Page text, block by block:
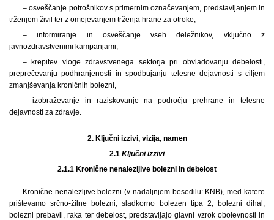
– osveščanje potrošnikov s primernim označevanjem, predstavljanjem in
trženjem živil ter z omejevanjem trženja hrane za otroke,
– informiranje in osveščanje vseh deležnikov, vključno z
javnozdravstvenimi kampanjami,
– krepitev vloge zdravstvenega sektorja pri obvladovanju debelosti,
preprečevanju podhranjenosti in spodbujanju telesne dejavnosti s ciljem
zmanjševanja kroničnih bolezni,
– izobraževanje in raziskovanje na področju prehrane in telesne
dejavnosti za zdravje.
2. Ključni izzivi, vizija, namen
2.1 Ključni izzivi
2.1.1 Kronične nenalezljive bolezni in debelost
Kronične nenalezljive bolezni (v nadaljnjem besedilu: KNB), med katere
prištevamo srčno-žilne bolezni, sladkorno bolezen tipa 2, bolezni dihal,
bolezni prebavil, raka ter debelost, predstavljajo glavni vzrok obolevnosti in